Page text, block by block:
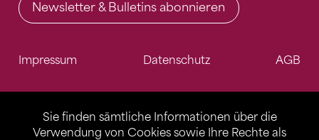
Sie finden sämtliche Informationen über die
Verwendung von Cookies sowie Ihre Rechte als
Newsletter & Bulletins abonnieren
Impressum Datenschutz AGB